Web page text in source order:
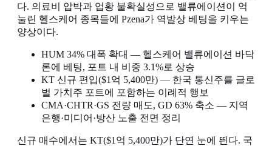
다. 의료비 압박과 업황 불확실성으로 밸류에이션이 억
눌린 헬스케어 종목들에 Pzena가 역발상 베팅을 키우는
양상이다.
HUM 34% 대폭 확대 — 헬스케어 밸류에이션 바닥
론에 베팅, 포트 내 비중 3.1%로 상승
KT 신규 편입($1억 5,400만) — 한국 통신주를 글로
벌 가치주 포트에 포함하는 이례적 행보
CMA·CHTR·GS 전량 매도, GD 63% 축소 — 지역
은행·미디어·방산 노출 전면 정리
신규 매수에서는 KT($1억 5,400만)가 단연 눈에 띈다. 국